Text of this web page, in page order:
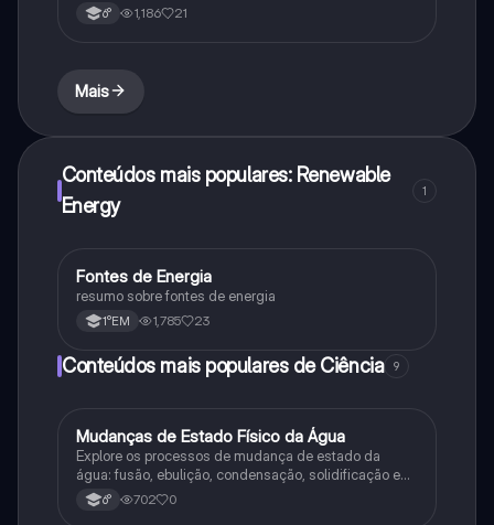
6° 1,186 21
Mais
Conteúdos mais populares: Renewable
Energy
1
Biologia
Fontes de Energia
resumo sobre fontes de energia
1°EM 1,785 23
Conteúdos mais populares de Ciência 9
MCiência
Mudanças de Estado Físico da Água
Explore os processos de mudança de estado da
água: fusão, ebulição, condensação, solidificação e
sublimação.
6° 702 0